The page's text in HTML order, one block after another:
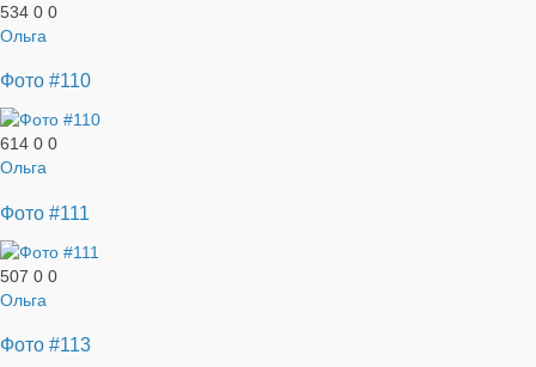
534 0 0
Ольга
Фото #110
614 0 0
Ольга
Фото #111
507 0 0
Ольга
Фото #113